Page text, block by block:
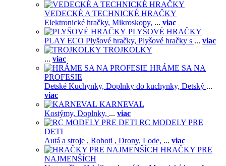
VEDECKÉ A TECHNICKÉ HRAČKY
Elektronické hračky, Mikroskopy, ... viac
PLYŠOVÉ HRAČKY
PLAY ECO Plyšové hračky, Plyšové hračky s ... viac
TROJKOLKY
... viac
HRÁME SA NA
PROFESIE
Detské Kuchynky, Doplnky do kuchynky, Detský ...
viac
KARNEVAL
Kostýmy, Doplnky, ... viac
RC MODELY PRE
DETI
Autá a stroje , Roboti , Drony, Lode, ... viac
HRAČKY PRE
NAJMENŠÍCH